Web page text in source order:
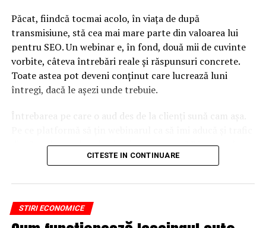
Păcat, fiindcă tocmai acolo, în viața de după
transmisiune, stă cea mai mare parte din valoarea lui
pentru SEO. Un webinar e, în fond, două mii de cuvinte
vorbite, câteva întrebări reale și răspunsuri concrete.
Toate astea pot deveni conținut care lucrează luni
întregi, dacă le așezi unde trebuie.
Întrebarea pe care o aud des de la clienți sună cam așa.
din Google, nu doar lead-uri pe moment? Răspunsul
scurt e că platforma contează, dar nu în felul în care
Nu cel mai tare software câștigă, ci acela care îți lasă
conținutul liber, indexabil și ușor de reutilizat. Hai să o
CITESTE IN CONTINUARE
STIRI ECONOMICE